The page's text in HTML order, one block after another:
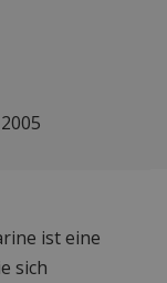
ist eine
sich